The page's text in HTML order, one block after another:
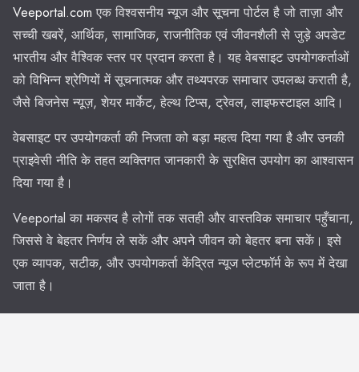
Veeportal.com एक विश्वसनीय न्यूज और सूचना पोर्टल है जो ताज़ा और
सच्ची खबरें, आर्थिक, सामाजिक, राजनीतिक एवं जीवनशैली से जुड़े अपडेट
भारतीय और वैश्विक स्तर पर प्रदान करता है। यह वेबसाइट उपयोगकर्ताओं
को विभिन्न श्रेणियों में सूचनात्मक और तथ्यपरक समाचार उपलब्ध कराती है,
जैसे बिजनेस न्यूज़, शेयर मार्केट, हेल्थ टिप्स, ट्रेवल, लाइफस्टाइल आदि।
वेबसाइट पर उपयोगकर्ता की निजता को बड़ा महत्व दिया गया है और उनकी
प्राइवेसी नीति के तहत व्यक्तिगत जानकारी के सुरक्षित उपयोग का आश्वासन
दिया गया है।
Veeportal का मकसद है लोगों तक सतही और वास्तविक समाचार पहुँचाना,
जिससे वे बेहतर निर्णय ले सकें और अपने जीवन को बेहतर बना सकें। इसे
एक व्यापक, सटीक, और उपयोगकर्ता केंद्रित न्यूज प्लेटफॉर्म के रूप में देखा
जाता है।